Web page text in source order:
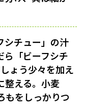
シチュー」の汁
ら「ビーフシチ
ょう少々を加え
整える。小麦
もをしっかりつ